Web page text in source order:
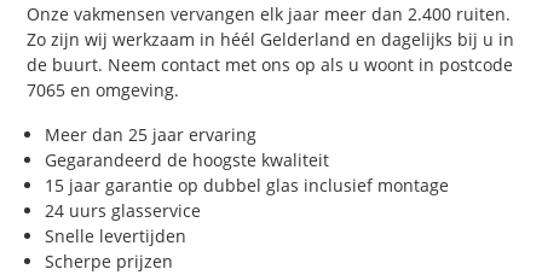
Onze vakmensen vervangen elk jaar meer dan 2.400 ruiten.
Zo zijn wij werkzaam in héél Gelderland en dagelijks bij u in
de buurt. Neem contact met ons op als u woont in postcode
7065 en omgeving.
Meer dan 25 jaar ervaring
Gegarandeerd de hoogste kwaliteit
15 jaar garantie op dubbel glas inclusief montage
24 uurs glasservice
Snelle levertijden
Scherpe prijzen